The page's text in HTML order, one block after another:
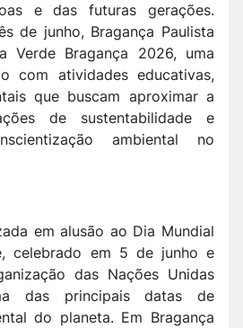
e das futuras gerações.
de junho, Bragança Paulista
Verde Bragança 2026, uma
com atividades educativas,
que buscam aproximar a
de sustentabilidade e
ambiental no
em alusão ao Dia Mundial
celebrado em 5 de junho e
das Nações Unidas
das principais datas de
do planeta. Em Bragança